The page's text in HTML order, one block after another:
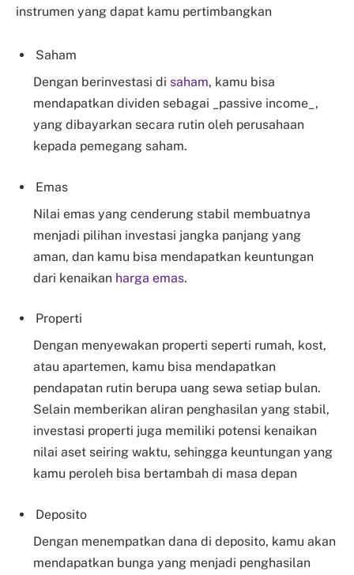
instrumen yang dapat kamu pertimbangkan
Saham
Dengan berinvestasi di saham, kamu bisa
mendapatkan dividen sebagai _passive income_,
yang dibayarkan secara rutin oleh perusahaan
kepada pemegang saham.
Emas
Nilai emas yang cenderung stabil membuatnya
menjadi pilihan investasi jangka panjang yang
aman, dan kamu bisa mendapatkan keuntungan
dari kenaikan harga emas.
Properti
Dengan menyewakan properti seperti rumah, kost,
atau apartemen, kamu bisa mendapatkan
pendapatan rutin berupa uang sewa setiap bulan.
Selain memberikan aliran penghasilan yang stabil,
investasi properti juga memiliki potensi kenaikan
nilai aset seiring waktu, sehingga keuntungan yang
kamu peroleh bisa bertambah di masa depan
Deposito
Dengan menempatkan dana di deposito, kamu akan
mendapatkan bunga yang menjadi penghasilan